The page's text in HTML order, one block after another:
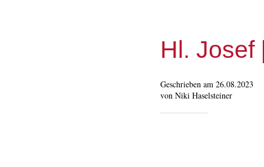
Hl. Josef
Geschrieben am 26.08.2023
von Niki Haselsteiner